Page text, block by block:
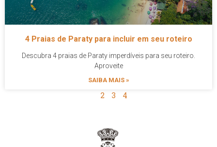
4 Praias de Paraty para incluir em seu roteiro
Descubra 4 praias de Paraty imperdíveis para seu roteiro.
Aproveite
SAIBA MAIS »
2 3 4